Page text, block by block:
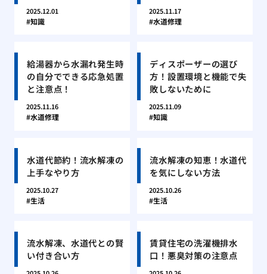
2025.12.01
知識
2025.11.17
水道修理
給湯器から水漏れ発生時
の自分でできる応急処置
と注意点！
2025.11.16
水道修理
ディスポーザーの選び
方！設置環境と機能で失
敗しないために
2025.11.09
知識
水道代節約！流水解凍の
上手なやり方
2025.10.27
生活
流水解凍の知恵！水道代
を気にしない方法
2025.10.26
生活
流水解凍、水道代との賢
い付き合い方
賃貸住宅の洗濯機排水
口！悪臭対策の注意点